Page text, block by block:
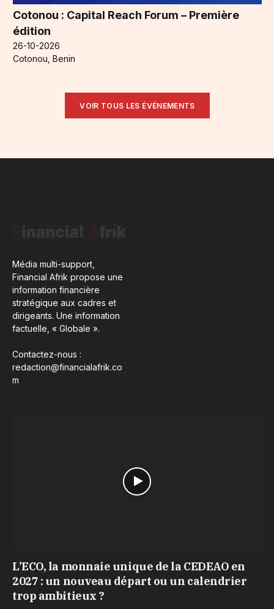
Cotonou : Capital Reach Forum – Première
édition
26-10-2026
Cotonou, Benin
VOIR TOUS LES ÉVÉNEMENTS
Média multi-support,
Financial Afrik propose une
information financière
stratégique aux cadres et
dirigeants. Une information
factuelle, « Globale ».
Contactez-nous :
redaction@financialafrik.co
m
L’ECO, la monnaie unique de la CEDEAO en
2027 : un nouveau départ ou un calendrier
trop ambitieux ?